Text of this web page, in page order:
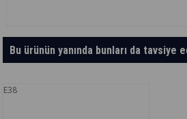
Bu ürünün yanında bunları da tavsiye
E38